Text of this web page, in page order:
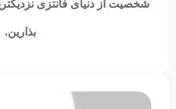
شخصیت از دنیای فانتزی
بذارین.